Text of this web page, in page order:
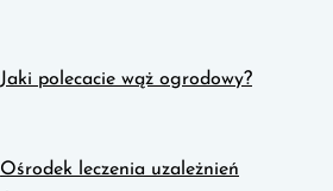
Jaki polecacie wąż ogrodowy?
Ośrodek leczenia uzależnień